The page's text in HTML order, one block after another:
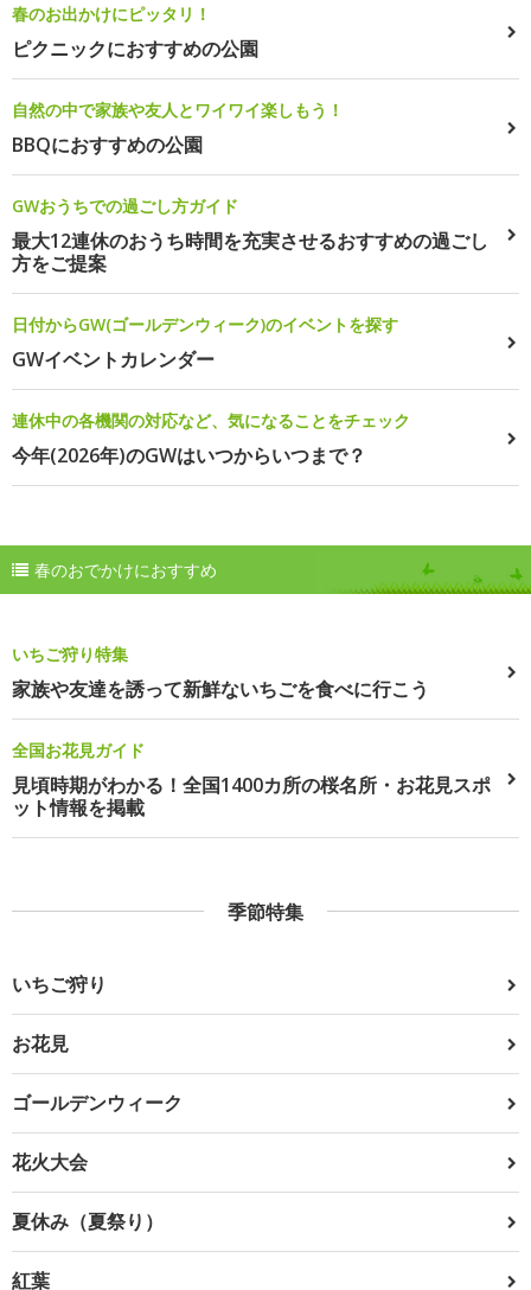
春のお出かけにピッタリ！
ピクニックにおすすめの公園
自然の中で家族や友人とワイワイ楽しもう！
BBQにおすすめの公園
GWおうちでの過ごし方ガイド
最大12連休のおうち時間を充実させるおすすめの過ごし
方をご提案
日付からGW(ゴールデンウィーク)のイベントを探す
GWイベントカレンダー
連休中の各機関の対応など、気になることをチェック
今年(2026年)のGWはいつからいつまで？
春のおでかけにおすすめ
いちご狩り特集
家族や友達を誘って新鮮ないちごを食べに行こう
全国お花見ガイド
見頃時期がわかる！全国1400カ所の桜名所・お花見スポ
ット情報を掲載
季節特集
いちご狩り
お花見
ゴールデンウィーク
花火大会
夏休み（夏祭り）
紅葉